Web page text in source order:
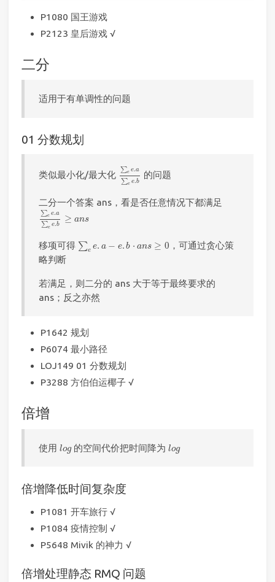
P1080 国王游戏
P2123 皇后游戏 √
二分
适用于有单调性的问题
01 分数规划
类似最小化/最大化 ∑e e.a
∑e e.b
∑e e a
的问题
二分一个答案 ans，看是否任意情况下都满足
∑e e.a
∑e e.b
≥ ans
∑ee.a e .b≥a
移项可得 ∑e e. a − e. b ⋅ ans ≥ 0
∑e an
，可通过贪心策
略判断
若满足，则二分的 ans 大于等于最终要求的
ans；反之亦然
P1642 规划
P6074 最小路径
LOJ149 01 分数规划
P3288 方伯伯运椰子 √
倍增
使用log
l 的空间代价把时间降为log
l
倍增降低时间复杂度
P1081 开车旅行 √
P1084 疫情控制 √
P5648 Mivik 的神力 √
倍增处理静态 RMQ 问题